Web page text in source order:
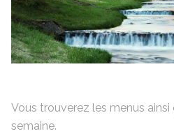
Vous trouverez les menus
semaine.